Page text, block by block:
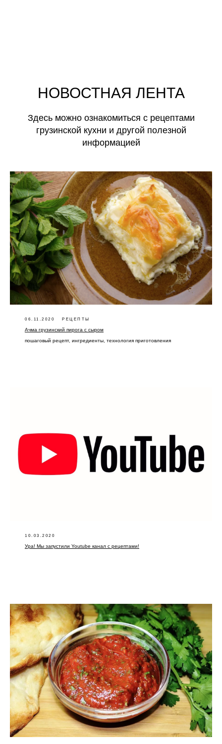
НОВОСТНАЯ ЛЕНТА
Здесь можно ознакомиться с рецептами
грузинской кухни и другой полезной
информацией
06.11.2020 РЕЦЕПТЫ
Ачма грузинский пирога с сыром
пошаговый рецепт, ингредиенты, технология приготовления
10.03.2020
Ура! Мы запустили Youtube канал с рецептами!